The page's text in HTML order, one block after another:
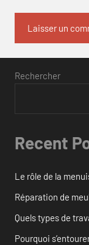
Rechercher
Recent
Le rôle de la
Réparation de
Quels types de
Pourquoi